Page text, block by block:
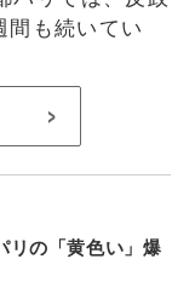
間も続いてい
>
リの「黄色い」爆